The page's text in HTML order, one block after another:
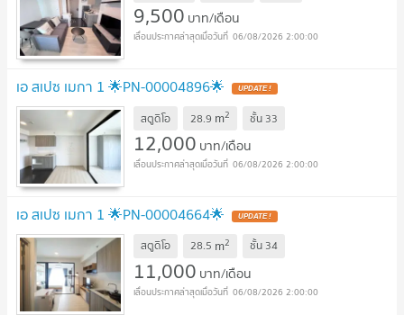
9,500 บาท/เดือน
06/08/2026 2:00:00
เอ สเปซ เมกา 1 🌟PN-00004896🌟
สตูดิโอ 28.9 m2 ชั้น 33
12,000 บาท/เดือน
06/08/2026 2:00:00
เอ สเปซ เมกา 1 🌟PN-00004664🌟
สตูดิโอ 28.5 m2 ชั้น 34
11,000 บาท/เดือน
06/08/2026 2:00:00